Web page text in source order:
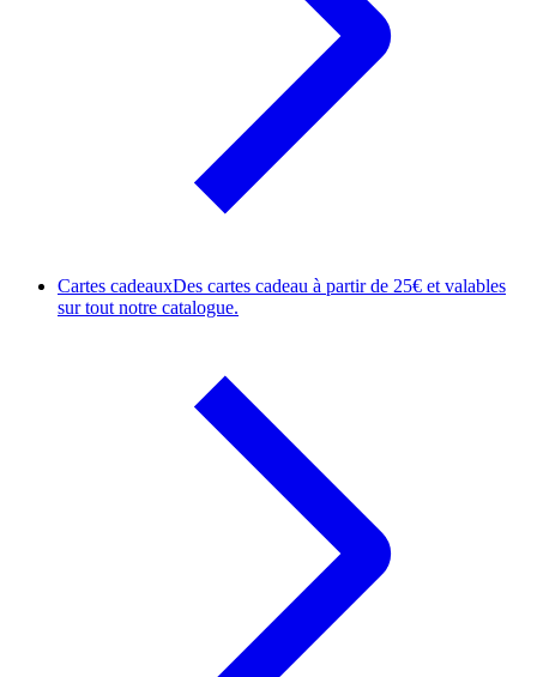
Cartes cadeauxDes cartes cadeau à partir de 25€ et valables
sur tout notre catalogue.